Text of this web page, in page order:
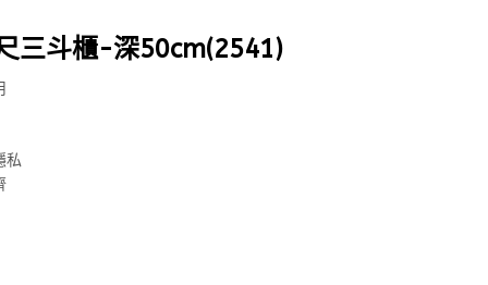
三斗櫃-深50cm(2541)
私